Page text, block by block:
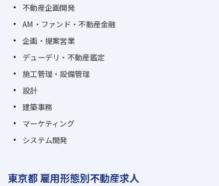
不動産企画開発
AM・ファンド・不動産金融
企画・提案営業
デューデリ・不動産鑑定
施工管理・設備管理
設計
建築事務
マーケティング
システム開発
東京都 雇用形態別不動産求人